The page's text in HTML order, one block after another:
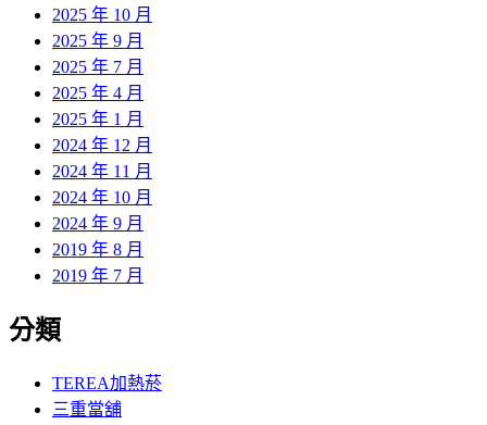
2025 年 10 月
2025 年 9 月
2025 年 7 月
2025 年 4 月
2025 年 1 月
2024 年 12 月
2024 年 11 月
2024 年 10 月
2024 年 9 月
2019 年 8 月
2019 年 7 月
分類
TEREA加熱菸
三重當舖